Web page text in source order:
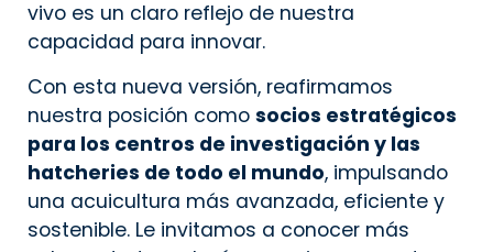
vivo es un claro reflejo de nuestra
capacidad para innovar.
Con esta nueva versión, reafirmamos
nuestra posición como socios estratégicos
para los centros de investigación y las
hatcheries de todo el mundo, impulsando
una acuicultura más avanzada, eficiente y
sostenible. Le invitamos a conocer más